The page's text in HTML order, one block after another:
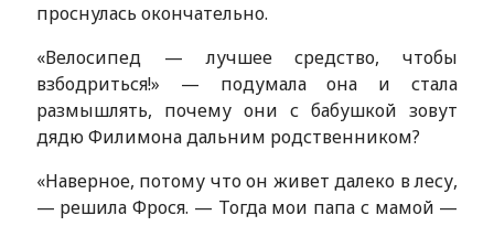
проснулась окончательно.
«Велосипед — лучшее средство, чтобы
взбодриться!» — подумала она и стала
размышлять, почему они с бабушкой зовут
дядю Филимона дальним родственником?
«Наверное, потому что он живет далеко в лесу,
— решила Фрося. — Тогда мои папа с мамой —